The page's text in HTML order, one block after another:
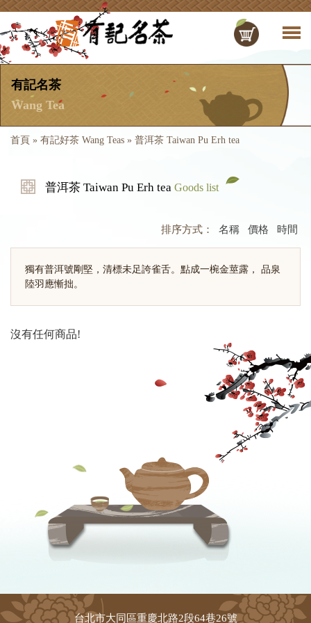
有記名茶
Wang Tea
首頁 » 有記好茶 Wang Teas » 普洱茶 Taiwan Pu Erh tea
普洱茶 Taiwan Pu Erh tea Goods list
排序方式： 名稱 價格 時間
獨有普洱號剛堅，清標未足誇雀舌。點成一椀金莖露， 品泉
陸羽應慚拙。
沒有任何商品!
台北市大同區重慶北路2段64巷26號